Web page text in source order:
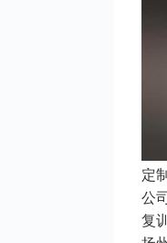
定
公
复